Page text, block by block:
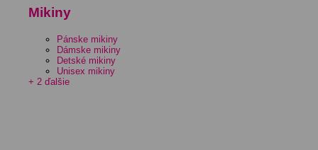
Mikiny
Pánske mikiny
Dámske mikiny
Detské mikiny
Unisex mikiny
+ 2 ďalšie